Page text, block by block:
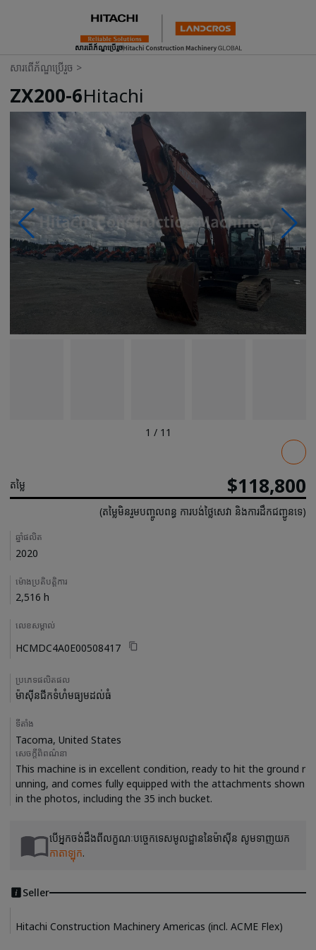
សារពើភ័ណ្ឌប្រើរួច
សារពើភ័ណ្ឌប្រើរួច >
ZX200-6Hitachi
Photos & Videos
1 / 11
តម្លៃ $118,800
(តម្លៃមិនរួមបញ្ចូលពន្ធ ការបង់ថ្លៃសេវា និងការដឹកជញ្ជូនទេ)
Details
ឆ្នាំផលិត
2020
ម៉ោងប្រតិបត្តិការ
2,516 h
លេខសម្គាល់
HCMDC4A0E00508417
ប្រភេទផលិតផល
ម៉ាស៊ីនជីកទំហំមធ្យមដល់ធំ
ទីតាំង
Tacoma, United States
សេចក្តីពិពណ៌នា
This machine is in excellent condition, ready to hit the ground r
unning, and comes fully equipped with the attachments shown
បើអ្នកចង់ដឹងពីលក្ខណៈបច្ចេកទេសមូលដ្ឋាននៃម៉ាស៊ីន សូមទាញយក
កាតាឡុក.
Seller
Hitachi Construction Machinery Americas (incl. ACME Flex)